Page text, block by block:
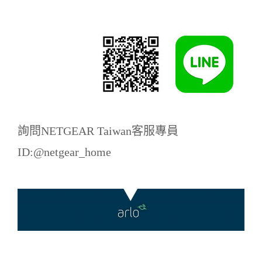
詢問NETGEAR Taiwan客服專員
ID:@netgear_home